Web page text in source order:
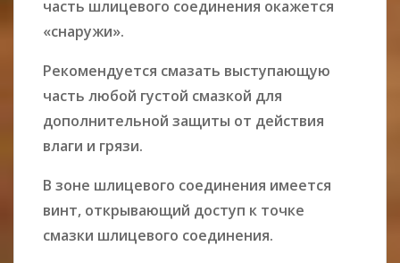
часть шлицевого соединения окажется
«снаружи».
Рекомендуется смазать выступающую
часть любой густой смазкой для
дополнительной защиты от действия
влаги и грязи.
В зоне шлицевого соединения имеется
винт, открывающий доступ к точке
смазки шлицевого соединения.